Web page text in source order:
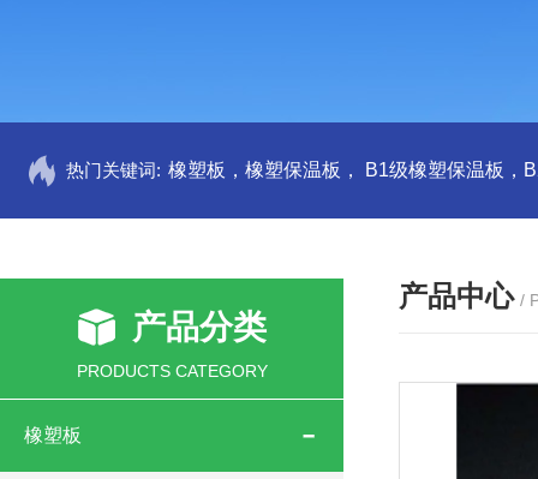
热门关键词:
产品分类
PRODUCTS CATEGORY
橡塑板
产品中心 /